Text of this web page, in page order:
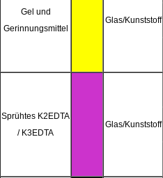
Gel und
Gerinnungsmittel
Glas/Kunststoff
Sprühtes K2EDTA
/ K3EDTA
Glas/Kunststoff